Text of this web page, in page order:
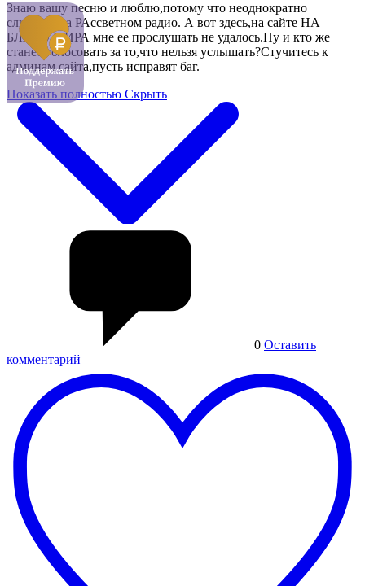
Знаю вашу песню и люблю,потому что неоднократно
слышала на РАссветном радио. А вот здесь,на сайте НА
БЛАГО МИРА мне ее прослушать не удалось.Ну и кто же
станет голосовать за то,что нельзя услышать?Стучитесь к
админам сайта,пусть исправят баг.
Показать полностью Скрыть
0 Оставить
комментарий